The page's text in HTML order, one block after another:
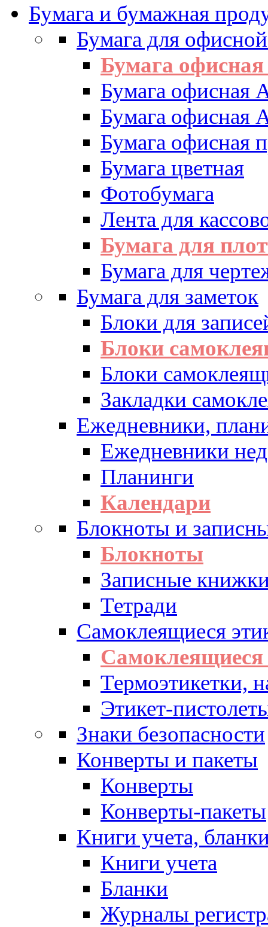
Бумага и бумажная
Бумага для
Бумага
Бумага офисная
Бумага офисная
Бумага офисная
Бумага цветная
Фотобумага
Лента для
Бумага для
Бумага для
Бумага для заметок
Блоки для
Блоки
Блоки
Закладки
Ежедневники,
Ежедневники
Планинги
Календари
Блокноты и
Блокноты
Записные
Тетради
Самоклеящиеся
Самоклеящиеся
Термоэтикетки,
Этикет-
Знаки безопасности
Конверты и пакеты
Конверты
Конверты-пакеты
Книги учета,
Книги учета
Бланки
Журналы